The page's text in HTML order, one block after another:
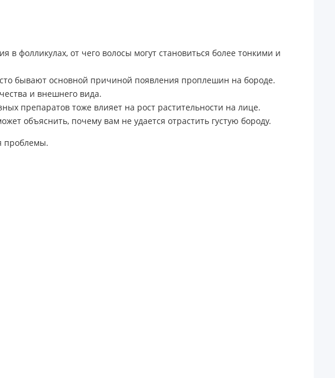
фолликулах, от чего волосы могут становиться более тонкими и
бывают основной причиной появления проплешин на бороде.
и внешнего вида.
препаратов тоже влияет на рост растительности на лице.
объяснить, почему вам не удается отрастить густую бороду.
проблемы.